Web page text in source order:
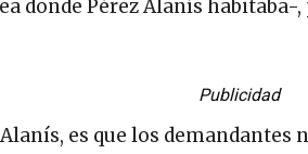
donde Pérez Alanís
Publicidad
es que los